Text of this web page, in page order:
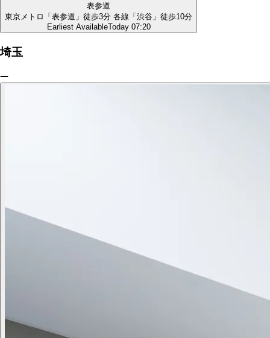
表参道
東京メトロ「表参道」徒歩3分 各線「渋谷」徒歩10分
Earliest AvailableToday 07:20
埼玉